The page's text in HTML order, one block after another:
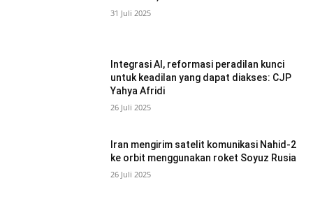
31 Juli 2025
Integrasi AI, reformasi peradilan kunci
untuk keadilan yang dapat diakses: CJP
Yahya Afridi
26 Juli 2025
Iran mengirim satelit komunikasi Nahid-2
ke orbit menggunakan roket Soyuz Rusia
26 Juli 2025